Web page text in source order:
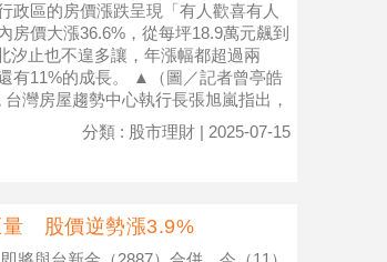
政區的房價漲跌呈現「有人歡喜有人
價大漲36.6%，從每坪18.9萬元飆到
汐止也不遑多讓，年漲幅都超過兩
有11%的成長。 ▲（圖／記者曾亭皓
灣房屋趨勢中心執行長張旭嵐指出，
分類 : 股市理財 | 2025-07-15
量 股價逆勢漲3.9%